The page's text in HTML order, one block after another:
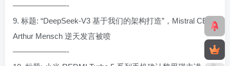
———————-
9. 标题: “DeepSeek-V3 基于我们的架构打造”，Mistral CEO
Arthur Mensch 逆天发言被喷
———————-